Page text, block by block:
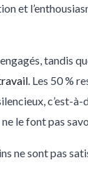
et
tandis
. Les 50 %
c’est-à-
le font pas
ne sont pas